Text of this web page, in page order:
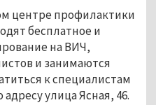
центре профилактики
бесплатное и
на ВИЧ,
и занимаются
к специалистам
улица Ясная, 46.